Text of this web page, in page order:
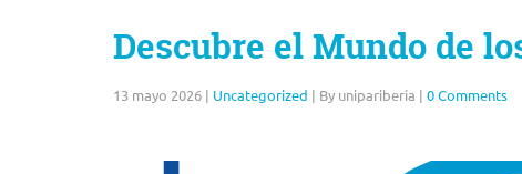
Descubre el Mundo de
13 mayo 2026 | Uncategorized | By unipariberia | 0 Comments